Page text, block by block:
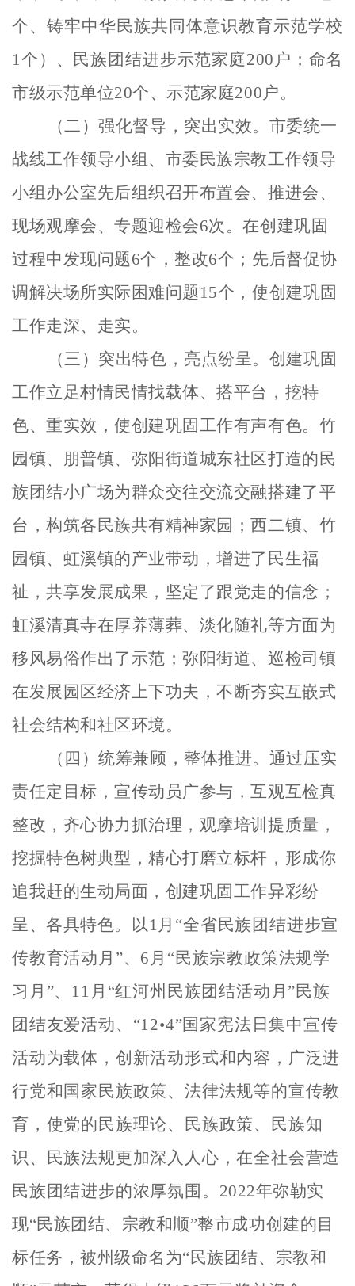
个、铸牢中华民族共同体意识教育示范学校
1个）、
民族团结进步示范家庭200户 ；命名
市级示范单位20个、示范家庭200户。
（二）强化督导，突出实效。 市委统一
战线工作领导小组、市委民族宗教工作领导
小组办公室先后组织召开布置会、推进会、
现场观摩会、专题迎检会6次。在创建巩固
过程中发现问题6个，整改6个；先后督促协
调解决场所实际困难问题15个，使创建巩固
工作走深、走实。
（三）突出特色，亮点纷呈。 创建巩固
工作立足村情民情找载体、搭平台，挖特
色、重实效，使创建巩固工作有声有色。竹
园镇、朋普镇、弥阳街道城东社区打造的民
族团结小广场为群众交往交流交融搭建了平
台，构筑各民族共有精神家园；西二镇、竹
园镇、虹溪镇的产业带动，增进了民生福
祉，共享发展成果，坚定了跟党走的信念；
虹溪清真寺在厚养薄葬、淡化随礼等方面为
移风易俗作出了示范；弥阳街道、巡检司镇
在发展园区经济上下功夫，不断夯实互嵌式
社会结构和社区环境。
（四）统筹兼顾，整体推进。 通过压实
责任定目标，宣传动员广参与，互观互检真
整改，齐心协力抓治理，观摩培训提质量，
挖掘特色树典型，精心打磨立标杆，形成你
追我赶的生动局面，创建巩固工作异彩纷
呈、各具特色。
以1 月“全省民族团结进步宣
传教育活动月”、 6 月“民族宗教政策法规学
习月”、 11 月“红河州民族团结活动月”民族
团结友爱活动、“12•4”国家宪法日集中宣传
活动为载体，创新活动形式和内容，广泛进
行党和国家民族政策、法律法规等的宣传教
育，使党的民族理论、民族政策、民族知
识、民族法规更加深入人心，在全社会营造
民族团结进步的浓厚氛围。 2022年弥勒实
现“民族团结、宗教和顺”整市成功创建的目
标任务，被州级命名为“民族团结、宗教和